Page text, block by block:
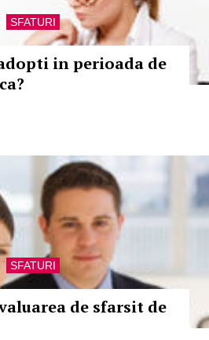
SFATURI
in perioada de
SFATURI
de sfarsit de